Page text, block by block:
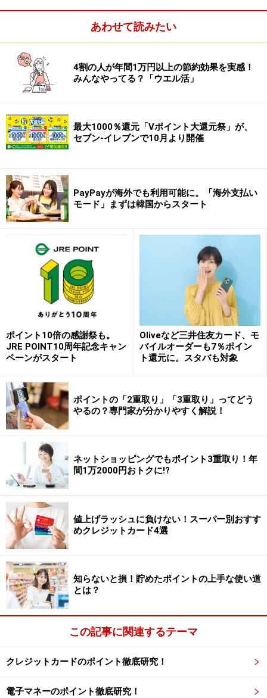
寄付先を見つける方法は、クレジットカードのサイトを
表示し、「ポイントを使う」というメニューを表示しま
す。それぞれのコースが表示されますが、「社会貢献」
や「チャリティー」「寄付」というメニューを確認する
ことができます。
一度、各企業が用意している寄付先を確認してみてくだ
えなども感じることができ、その企業を応援したくなる
かもしれません。
※記事内容は執筆時点のものです。最新の内容をご確認くださ
い。
本記事の内容は一般的な情報提供を目的としており、特定の金融
商品や投資行動を推奨するものではありません。
投資や資産運用に関する最終的なご判断はご自身の責任において
行ってください。
掲載情報の正確性・完全性については十分に配慮しております
が、その内容を保証するものではなく、これに基づく損失・損害
などについて当社は一切の責任を負いません。
最新の情報や詳細については、必ず各金融機関やサービス提供者
【編集部からのお知らせ】
・「家計」について、
アンケート（2026/8/31まで）を実施
中です！
※抽選で20名にAmazonギフト券1000円分プレゼント
※謝礼付きの限定アンケートやモニター企画に参加が可能に
なります
あわせて読みたい
4割の人が年間1万円以上の節約効果を実感！
みんなやってる？「ウエル活」
最大1000％還元「Vポイント大還元祭」が、
セブン-イレブンで10月より開催
PayPayが海外でも利用可能に。「海外支払い
モード」まずは韓国からスタート
ポイント10倍の感謝祭も。
JRE POINT10周年記念キャン
ペーンがスタート
Oliveなど三井住友カード、モ
バイルオーダーも7％ポイン
ト還元に。スタバも対象
ポイントの「2重取り」「3重取り」ってどう
やるの？専門家が分かりやすく解説！
ネットショッピングでもポイント3重取り！年
間1万2000円おトクに!?
値上げラッシュに負けない！スーパー別おすす
めクレジットカード4選
知らないと損！貯めたポイントの上手な使い道
とは？
この記事に関連するテーマ
クレジットカードのポイント徹底研究！
電子マネーのポイント徹底研究！